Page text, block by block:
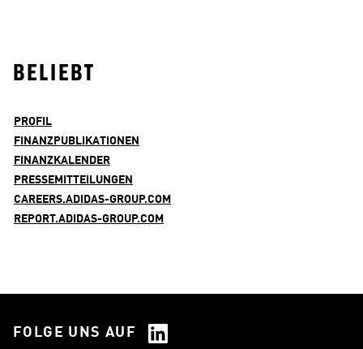
BELIEBT
PROFIL
FINANZPUBLIKATIONEN
FINANZKALENDER
PRESSEMITTEILUNGEN
CAREERS.ADIDAS-GROUP.COM
REPORT.ADIDAS-GROUP.COM
FOLGE UNS AUF